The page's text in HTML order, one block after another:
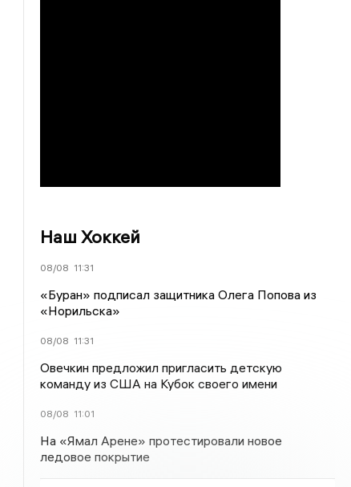
Наш Хоккей
08/08 11:31
«Буран» подписал защитника Олега Попова из
«Норильска»
08/08 11:31
Овечкин предложил пригласить детскую
команду из США на Кубок своего имени
08/08 11:01
На «Ямал Арене» протестировали новое
ледовое покрытие